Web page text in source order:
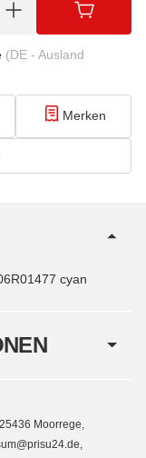
(DE - Ausland
Merken
cyan
Moorrege,